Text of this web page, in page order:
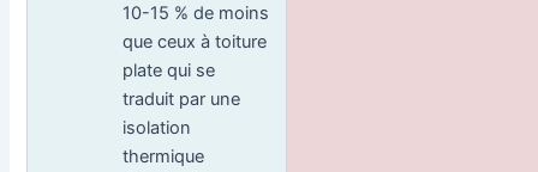
10-15 % de moins
que ceux à toiture
plate qui se
traduit par une
isolation
thermique